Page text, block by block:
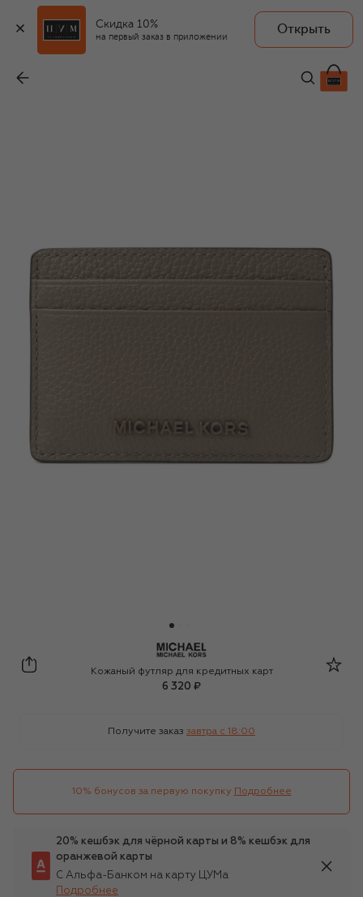
Скидка 10%
на первый заказ в приложении
Открыть
6 320 ₽
MICHAEL Michael Kors
Кожаный футляр для кредитных карт
6 320 ₽
Получите заказ завтра c 18:00
10% бонусов за первую покупку Подробнее
20% кешбэк для чёрной карты и 8% кешбэк для
оранжевой карты
С Альфа-Банком на карту ЦУМа
Подробнее